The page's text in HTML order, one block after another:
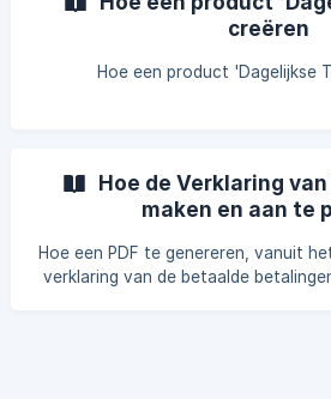
creëren
Hoe een product 'Dagelijkse
Hoe de Verklaring
maken en aan te
Hoe een PDF te genereren, vanuit
verklaring van de betaalde